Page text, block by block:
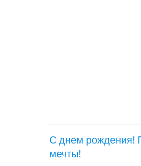
С днем рождения!
мечты!